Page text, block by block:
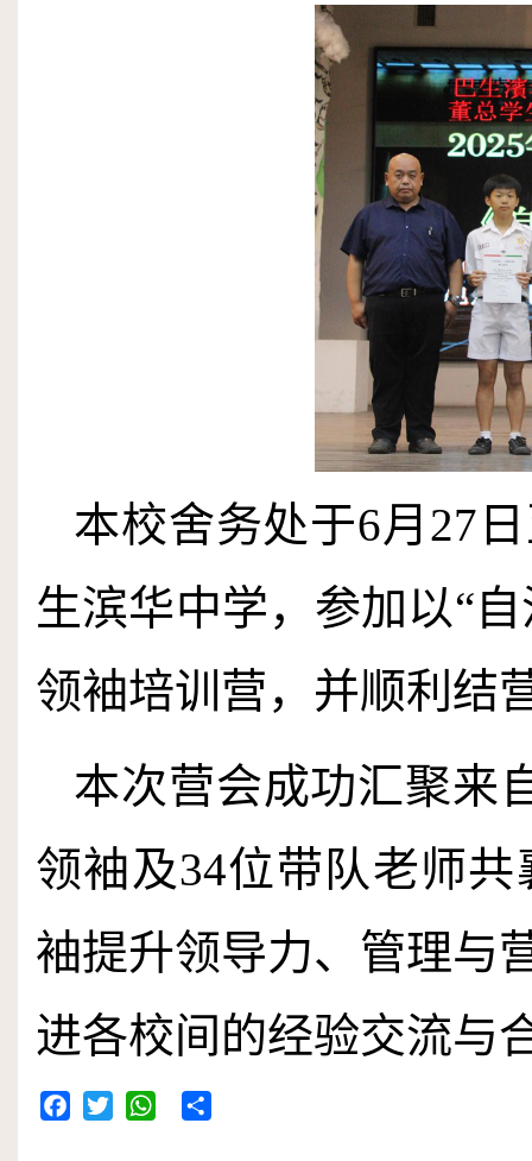
本校舍务处于6月 27
生滨华中学，参加以“
领袖培训营，并顺利结
本次营会成功汇聚来
领袖及34位带队老师
袖提升领导力、管理与
进各校间的经验交流与